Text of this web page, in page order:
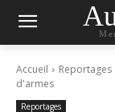
Accueil Reportages
d'armes
Reportages